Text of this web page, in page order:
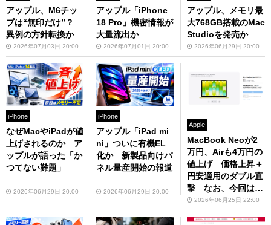
アップル、M6チッ
プは“無印だけ”？
異例の方針転換か
2026年07月03日 20:00
アップル「iPhone
18 Pro」機密情報が
大量流出か
2026年07月01日 20:00
アップル、メモリ最
大768GB搭載のMac
Studioを発売か
2026年06月29日 20:00
iPhone
なぜMacやiPadが値
上げされるのか ア
ップルが語った「か
つてない難題」
2026年06月29日 20:00
iPhone
アップル「iPad mi
ni」ついに有機EL
化か 新製品向けパ
ネル量産開始の報道
2026年06月29日 20:00
Apple
MacBook Neoが2
万円、Airも4万円の
値上げ 価格上昇＋
円安適用のダブル直
撃 なお、今回はiP
honeは改定なし
2026年06月25日 22:00